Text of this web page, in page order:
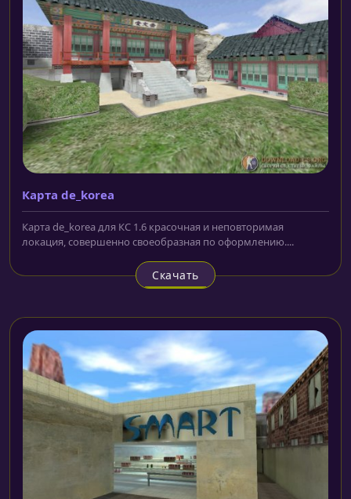
Карта de_korea
Карта de_korea для КС 1.6 красочная и неповторимая
локация, совершенно своеобразная по оформлению....
Скачать